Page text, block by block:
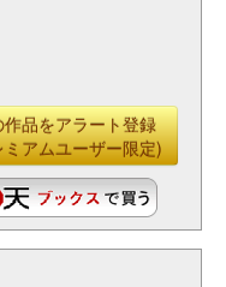
作品をアラート登録
アムユーザー限定)